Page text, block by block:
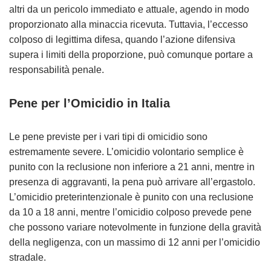
altri da un pericolo immediato e attuale, agendo in modo
proporzionato alla minaccia ricevuta. Tuttavia, l’eccesso
colposo di legittima difesa, quando l’azione difensiva
supera i limiti della proporzione, può comunque portare a
responsabilità penale.
Pene per l’Omicidio in Italia
Le pene previste per i vari tipi di omicidio sono
estremamente severe. L’omicidio volontario semplice è
punito con la reclusione non inferiore a 21 anni, mentre in
presenza di aggravanti, la pena può arrivare all’ergastolo.
L’omicidio preterintenzionale è punito con una reclusione
da 10 a 18 anni, mentre l’omicidio colposo prevede pene
che possono variare notevolmente in funzione della gravità
della negligenza, con un massimo di 12 anni per l’omicidio
stradale.